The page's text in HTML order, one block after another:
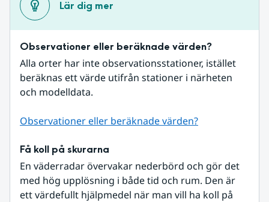
Lär dig mer
Observationer eller beräknade värden?
Alla orter har inte observationsstationer, istället
beräknas ett värde utifrån stationer i närheten
och modelldata.
Observationer eller beräknade värden?
Få koll på skurarna
En väderradar övervakar nederbörd och gör det
med hög upplösning i både tid och rum. Den är
ett värdefullt hjälpmedel när man vill ha koll på